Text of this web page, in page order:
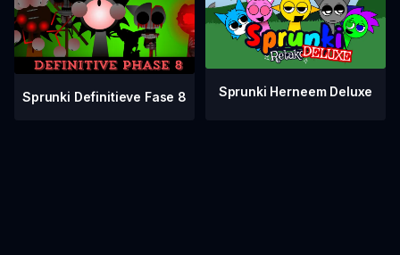
Sprunki Definitieve Fase 8 Sprunki Herneem Deluxe